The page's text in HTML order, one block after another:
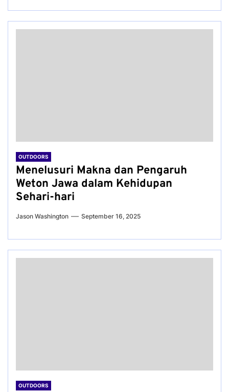
OUTDOORS
Menelusuri Makna dan Pengaruh
Weton Jawa dalam Kehidupan
Sehari-hari
Jason Washington September 16, 2025
OUTDOORS